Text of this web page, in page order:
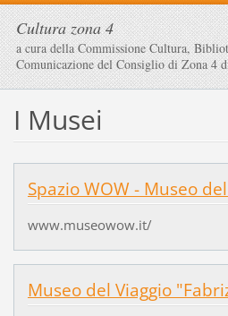
Cultura zona 4
a cura della Commissione Cultura,
Comunicazione del Consiglio di Zona 4
I Musei
Spazio WOW - Museo
www.museowow.it/
Museo del Viaggio